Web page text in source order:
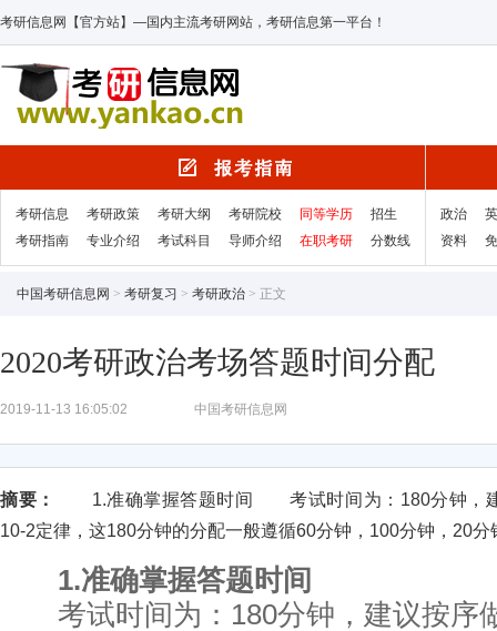
考研信息网【官方站】—国内主流考研网站，考研信息第一平台！
考研信息 考研政策 考研大纲 考研院校 同等学历
招生
考研指南
专业介绍 考试科目 导师介绍 在职考研 分数线
政治
资料
中国考研信息网 > 考研复习 > 考研政治 > 正文
2020考研政治考场答题时间分配
2019-11-13 16:05:02 中国考研信息网
摘要：
1.准确掌握答题时间 考试时间为：180分钟，
10-2定律，这180分钟的分配一般遵循60分钟，100分钟，20分
1.准确掌握答题时间
考试时间为：180分钟，建议按序